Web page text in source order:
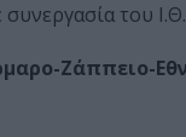
του
Ζάππειο-